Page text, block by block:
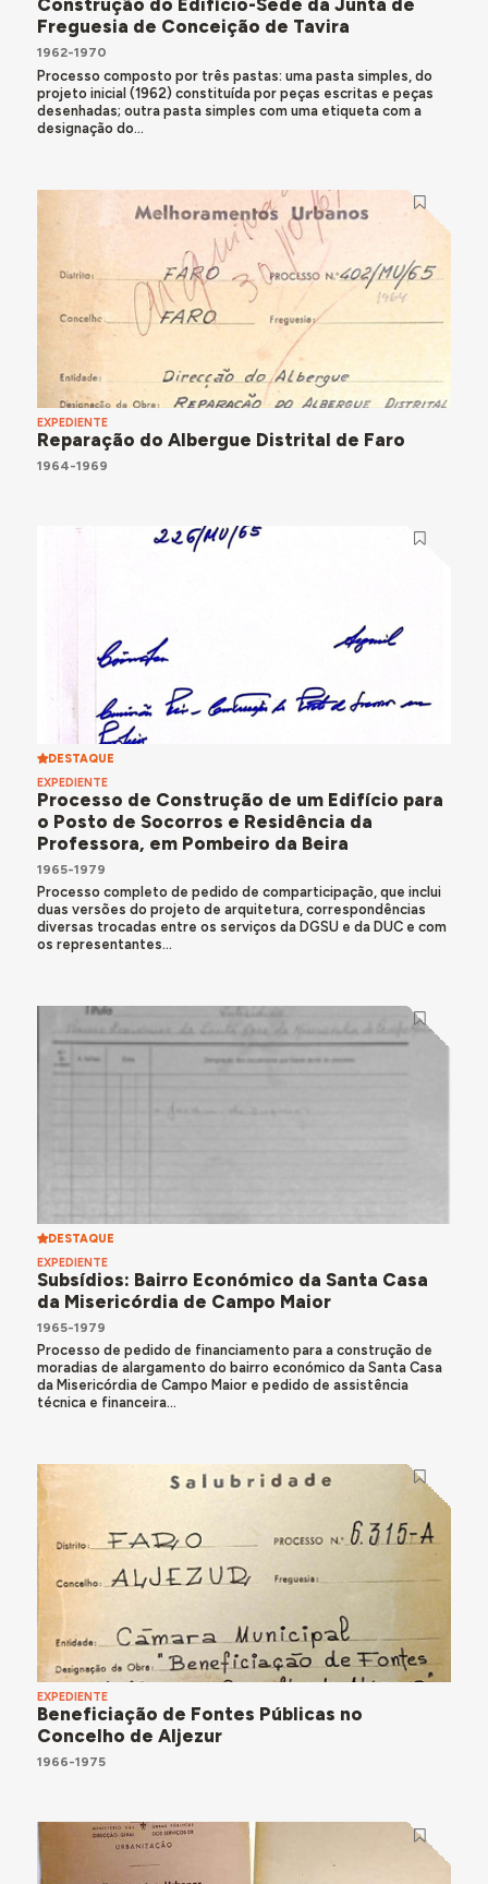
Construção do Edifício-Sede da Junta de
Freguesia de Conceição de Tavira
1962-1970
Processo composto por três pastas: uma pasta simples, do
projeto inicial (1962) constituída por peças escritas e peças
desenhadas; outra pasta simples com uma etiqueta com a
designação do...
EXPEDIENTE
Reparação do Albergue Distrital de Faro
1964-1969
DESTAQUE
EXPEDIENTE
Processo de Construção de um Edifício para
o Posto de Socorros e Residência da
Professora, em Pombeiro da Beira
1965-1979
Processo completo de pedido de comparticipação, que inclui
duas versões do projeto de arquitetura, correspondências
diversas trocadas entre os serviços da DGSU e da DUC e com
os representantes...
DESTAQUE
EXPEDIENTE
Subsídios: Bairro Económico da Santa Casa
da Misericórdia de Campo Maior
1965-1979
Processo de pedido de financiamento para a construção de
moradias de alargamento do bairro económico da Santa Casa
da Misericórdia de Campo Maior e pedido de assistência
técnica e financeira...
EXPEDIENTE
Beneficiação de Fontes Públicas no
Concelho de Aljezur
1966-1975